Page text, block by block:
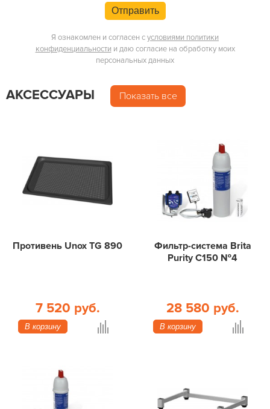
Отправить
Я ознакомлен и согласен сусловиями политики
конфиденциальности и даю согласие на обработку моих
персональных данных
АКСЕССУАРЫ Показать все
Противень Unox TG 890
7 520 руб.
В корзину
Фильтр-система Brita
Purity C150 №4
28 580 руб.
В корзину